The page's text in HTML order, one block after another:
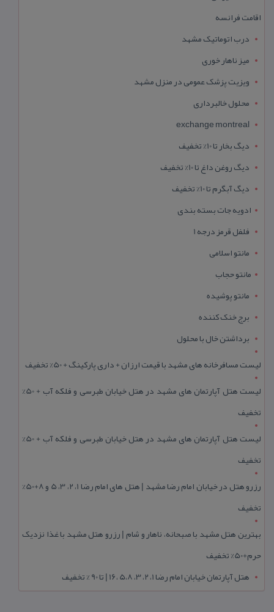
اقامت فرانسه
درب اتوماتیک مشهد
میز ناهار خوری
ویزیت پزشک عمومی در منزل مشهد
محلول خالبرداری
exchange montreal
دیگ بخار تا 10% تخفیف
دیگ روغن داغ تا 10% تخفیف
دیگ آبگرم تا 10% تخفیف
ادویه جات بسته بندی
فلفل قرمز درجه 1
مانتو اسلامی
مانتو حجاب
مانتو پوشیده
برج خنک کننده
برداشتن خال با محلول
لیست مسافرخانه های مشهد با قیمت ارزان + داری پارکینگ + 50% تخفیف
لیست هتل آپارتمان های مشهد در هتل خیابان طبرسی و فلکه آب + 50%
تخفیف
لیست هتل آپارتمان های مشهد در هتل خیابان طبرسی و فلکه آب + 50%
تخفیف
رزرو هتل در خیابان امام رضا مشهد | هتل‌ های امام رضا 1، 2، 3، 5 و 8+50%
تخفیف
بهترین هتل مشهد با صبحانه، ناهار و شام | رزرو هتل مشهد با غذا نزدیک
حرم+50% تخفیف
هتل آپارتمان خیابان امام رضا 1، 2، 3، 5،8 ،16 | تا 90 % تخفیف